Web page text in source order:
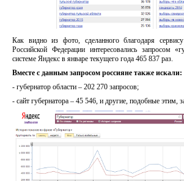
Как видно из фото, сделанного благодаря
Российской Федерации интересовались запросом
системе Яндекс в январе текущего года 465 837 раз.
Вместе с данным запросом россияне также искали:
- губернатор области – 202 270 запросов;
- сайт губернатора – 45 546, и другие, подобные этим,